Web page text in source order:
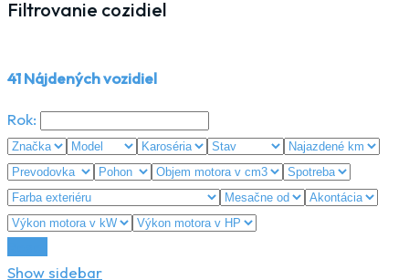
Filtrovanie cozidiel
41Nájdených vozidiel
Rok:
Show sidebar